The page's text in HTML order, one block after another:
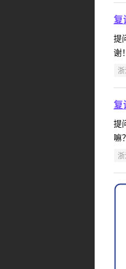
复
提
谢
复
提
嘛